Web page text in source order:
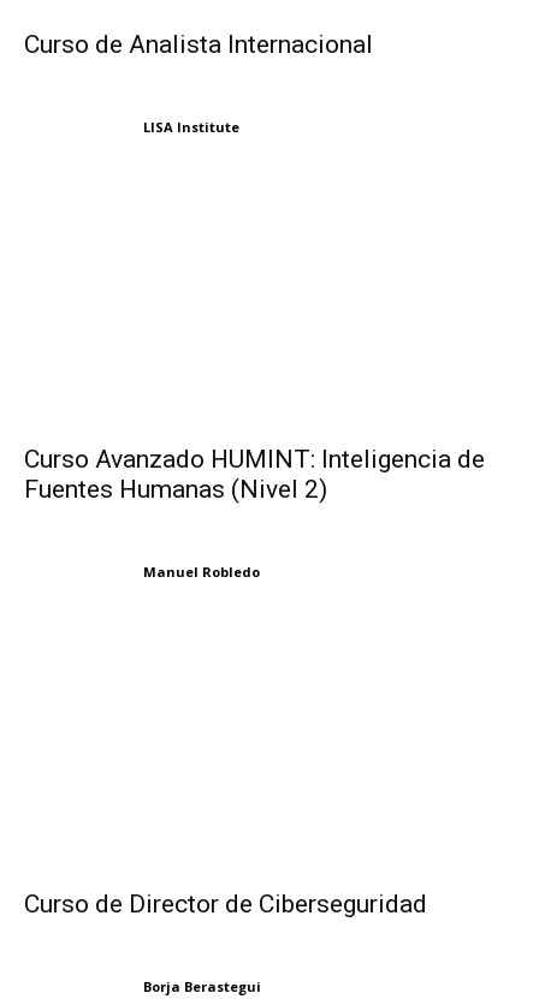
Curso de Analista Internacional
LISA Institute
Curso Avanzado HUMINT: Inteligencia de
Fuentes Humanas (Nivel 2)
Manuel Robledo
Curso de Director de Ciberseguridad
Borja Berastegui